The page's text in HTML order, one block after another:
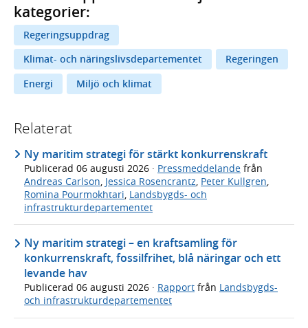
kategorier:
Regeringsuppdrag
Klimat- och näringslivsdepartementet
Regeringen
Energi
Miljö och klimat
Relaterat
Ny maritim strategi för stärkt konkurrenskraft
Publicerad 06 augusti 2026 · Pressmeddelande från
Andreas Carlson, Jessica Rosencrantz, Peter Kullgren,
Romina Pourmokhtari, Landsbygds- och
infrastrukturdepartementet
Ny maritim strategi – en kraftsamling för
konkurrenskraft, fossilfrihet, blå näringar och ett
levande hav
Publicerad 06 augusti 2026 · Rapport från Landsbygds-
och infrastrukturdepartementet